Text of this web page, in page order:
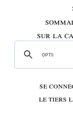
sur la
se
le tiers